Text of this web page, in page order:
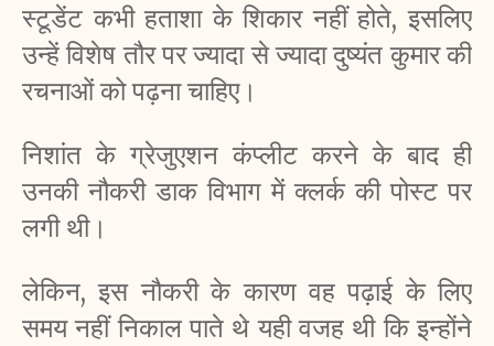
स्टूडेंट कभी हताशा के शिकार नहीं होते, इसलिए
उन्हें विशेष तौर पर ज्यादा से ज्यादा दुष्यंत कुमार की
रचनाओं को पढ़ना चाहिए।
निशांत के ग्रेजुएशन कंप्लीट करने के बाद ही
उनकी नौकरी डाक विभाग में क्लर्क की पोस्ट पर
लगी थी।
लेकिन, इस नौकरी के कारण वह पढ़ाई के लिए
समय नहीं निकाल पाते थे यही वजह थी कि इन्होंने